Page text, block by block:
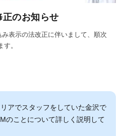
のお知らせ
表示の法改正に伴いまして、順次
。
アでスタッフをしていた金沢で
のことについて詳しく説明して